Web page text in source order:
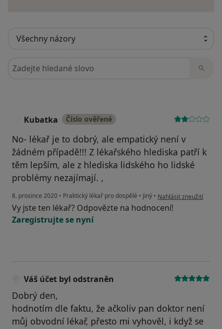
Hledejte v názorech
Kubatka Číslo ověřené
No- lékař je to dobrý, ale empatický není v
žádném případě!!! Z lékařského hlediska patří k
těm lepším, ale z hlediska lidského ho lidské
problémy nezajímají. ,
8. prosince 2020 • Praktický lékař pro dospělé • Jiný • podle názoru uživatele
Nahlásit zneužití
Vy jste ten lékař? Odpovězte na hodnocení!
Zaregistrujte se nyní
Váš účet byl odstraněn
Dobrý den,
hodnotím dle faktu, že ačkoliv pan doktor není
můj obvodní lékař, přesto mi vyhověl, i když se